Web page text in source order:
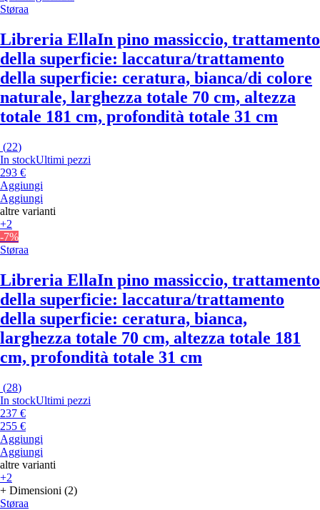
Støraa
Libreria EllaIn pino massiccio, trattamento
della superficie: laccatura/trattamento
della superficie: ceratura, bianca/di colore
naturale, larghezza totale 70 cm, altezza
totale 181 cm, profondità totale 31 cm
(22)
In stockUltimi pezzi
293 €
Aggiungi
Aggiungi
altre varianti
+2
-7%
Støraa
Libreria EllaIn pino massiccio, trattamento
della superficie: laccatura/trattamento
della superficie: ceratura, bianca,
larghezza totale 70 cm, altezza totale 181
cm, profondità totale 31 cm
(28)
In stockUltimi pezzi
237 €
255 €
Aggiungi
Aggiungi
altre varianti
+2
+ Dimensioni (2)
Støraa